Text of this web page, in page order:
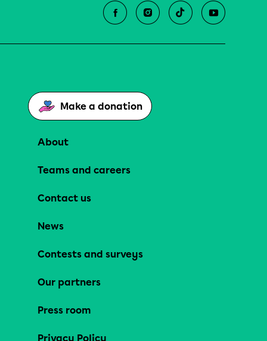
Make a donation
About
Teams and careers
Contact us
News
Contests and surveys
Our partners
Press room
Privacy Policy